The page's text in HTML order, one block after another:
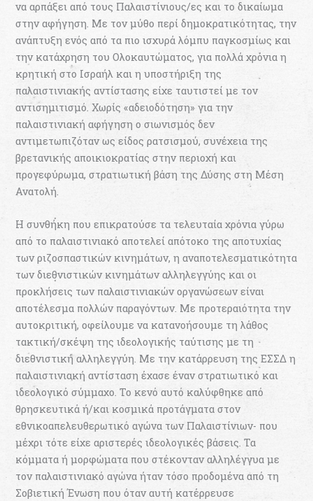
να αρπάξει από τους Παλαιστίνιους/ες και το δικαίωμα
στην αφήγηση. Με τον μύθο περί δημοκρατικότητας, την
ανάπτυξη ενός από τα πιο ισχυρά λόμπυ παγκοσμίως και
την κατάχρηση του Ολοκαυτώματος, για πολλά χρόνια η
κρητική στο Ισραήλ και η υποστήριξη της
παλαιστινιακής αντίστασης είχε ταυτιστεί με τον
αντισημιτισμό. Χωρίς «αδειοδότηση» για την
παλαιστινιακή αφήγηση ο σιωνισμός δεν
αντιμετωπιζόταν ως είδος ρατσισμού, συνέχεια της
βρετανικής αποικιοκρατίας στην περιοχή και
προγεφύρωμα, στρατιωτική βάση της Δύσης στη Μέση
Ανατολή.
Η συνθήκη που επικρατούσε τα τελευταία χρόνια γύρω
από το παλαιστινιακό αποτελεί απότοκο της αποτυχίας
των ριζοσπαστικών κινημάτων, η αναποτελεσματικότητα
των διεθνιστικών κινημάτων αλληλεγγύης και οι
προκλήσεις των παλαιστινιακών οργανώσεων είναι
αποτέλεσμα πολλών παραγόντων. Με προτεραιότητα την
αυτοκριτική, οφείλουμε να κατανοήσουμε τη λάθος
τακτική/σκέψη της ιδεολογικής ταύτισης με τη
διεθνιστική αλληλεγγύη. Με την κατάρρευση της ΕΣΣΔ η
παλαιστινιακή αντίσταση έχασε έναν στρατιωτικό και
ιδεολογικό σύμμαχο. Το κενό αυτό καλύφθηκε από
θρησκευτικά ή/και κοσμικά προτάγματα στον
εθνικοαπελευθερωτικό αγώνα των Παλαιστίνιων- που
μέχρι τότε είχε αριστερές ιδεολογικές βάσεις. Τα
κόμματα ή μορφώματα που στέκονταν αλληλέγγυα με
τον παλαιστινιακό αγώνα ήταν τόσο προδομένα από τη
Σοβιετική Ένωση που όταν αυτή κατέρρευσε